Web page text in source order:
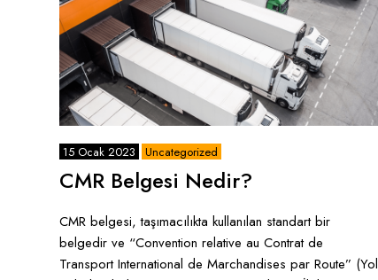
15 Ocak 2023 Uncategorized
CMR Belgesi Nedir?
CMR belgesi, taşımacılıkta kullanılan standart bir
belgedir ve “Convention relative au Contrat de
Transport International de Marchandises par Route” (Yol